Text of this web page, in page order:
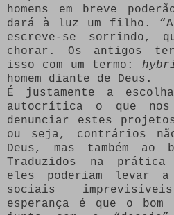
homens em breve
dará à luz um filho.
escreve-se sorrindo,
chorar. Os antigos
isso com um termo:
homem diante de Deus.
É justamente a
autocrítica o que
denunciar estes projetos
ou seja, contrários
Deus, mas também ao
Traduzidos na
eles poderiam levar a
sociais
esperança é que o bom